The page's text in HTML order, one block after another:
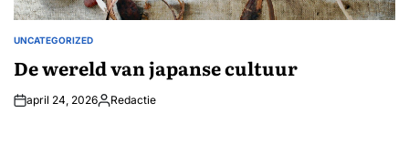
GEPLAATST
UNCATEGORIZED
De wereld van japanse cultuur
april 24, 2026Geplaatst
Redactie